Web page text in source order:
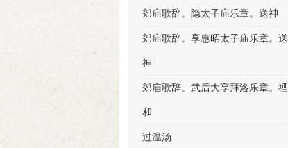
郊庙歌辞。隐太子庙乐章。送神
郊庙歌辞。享惠昭太子庙乐章。送
神
郊庙歌辞。武后大享拜洛乐章。禋
和
过温汤